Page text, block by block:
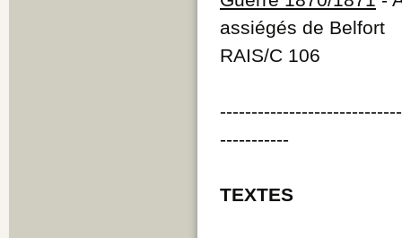
assiégés de Belfort
RAIS/C 106
-----------
TEXTES